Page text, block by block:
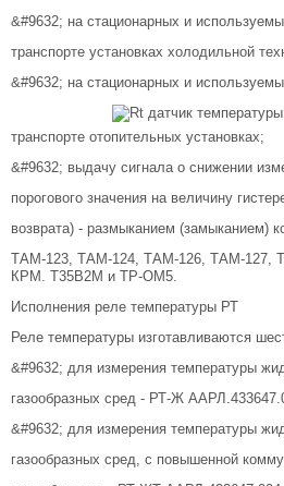
&#9632; на стационарных и
транспорте установках холодильной
&#9632; на стационарных и
транспорте отопительных установках;
&#9632; выдачу сигнала о снижении
порогового значения на величину
возврата) - размыканием (замыканием)
ТАМ-123, ТАМ-124, ТАМ-126, ТАМ-127,
КРМ. Т35В2М и ТР-ОМ5.
Исполнения реле температуры РТ
Реле температуры изготавливаются
&#9632; для измерения температуры
газообразных сред - РТ-Ж
&#9632; для измерения температуры
газообразных сред, с повышенной